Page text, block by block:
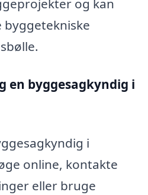
og kan
en byggesagkyndig i
i
online, kontakte
eller bruge